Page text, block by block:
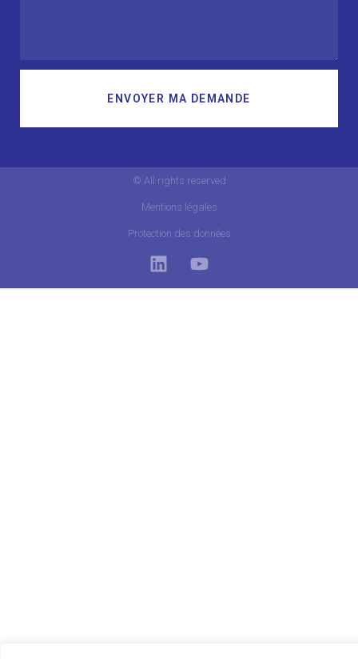
ENVOYER MA DEMANDE
© All rights reserved
Mentions légales
Protection des données